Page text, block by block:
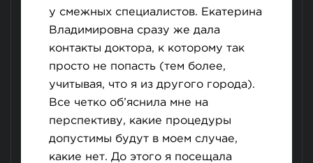
у смежных специалистов. Екатерина
Владимировна сразу же дала
контакты доктора, к которому так
просто не попасть (тем более,
учитывая, что я из другого города).
Все четко об’яснила мне на
перспективу, какие процедуры
допустимы будут в моем случае,
какие нет. До этого я посещала